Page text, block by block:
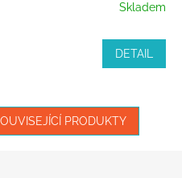
Skladem
DETAIL
PRODUKTY